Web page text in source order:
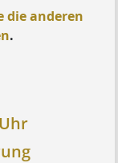
die anderen
.